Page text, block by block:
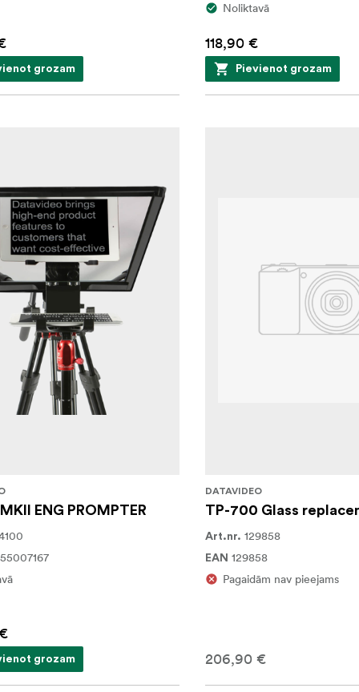
grozam
Noliktavā
118,90 €
Pievienot grozam
ENG PROMPTER
grozam
DATAVIDEO
TP-700 Glass
Art.nr. 129858
EAN 129858
Pagaidām nav pieejams
206,90 €